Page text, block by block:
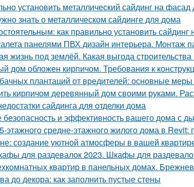
установить металлический сайдинг на
знать о металлическом сайдинге для дома
как правильно установить сайдинг
панелями ПВХ дизайн интерьера. Монтаж
жизнь под землёй. Какая выгода
дом обложен кирпичом. Требования к
плантаций от вредителей: основные
кирпичом деревянный дом своими руками.
сайдинга для отделки дома
безопасность и эффективность вашего дома с
этажного средне-этажного жилого дома в
создание уютной атмосферы в вашей
для раздевалок 2023. Шкафы для
квартир в панельных домах.
до декора: как заполнить пустые стены